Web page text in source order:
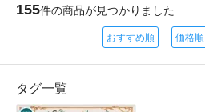
155件の商品が見つかりました
おすすめ順 価格順
タグ一覧